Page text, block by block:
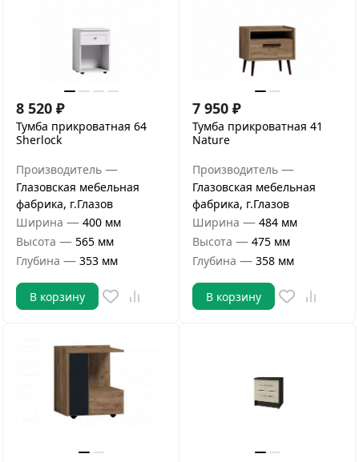
8 520 ₽
Тумба прикроватная 64
Sherlock
Производитель —
Глазовская мебельная
фабрика, г.Глазов
Ширина — 400 мм
Высота — 565 мм
Глубина — 353 мм
В корзину
7 950 ₽
Тумба прикроватная 41
Nature
Производитель —
Глазовская мебельная
фабрика, г.Глазов
Ширина — 484 мм
Высота — 475 мм
Глубина — 358 мм
В корзину